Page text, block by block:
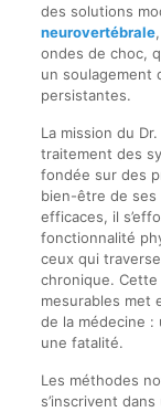
des solutions
neurovertébrale
ondes de choc,
un soulagement
persistantes.
La mission du
traitement des
fondée sur des
bien-être de ses
efficaces, il
fonctionnalité
ceux qui
chronique.
mesurables met
de la médecine
une fatalité.
Les méthodes
s’inscrivent